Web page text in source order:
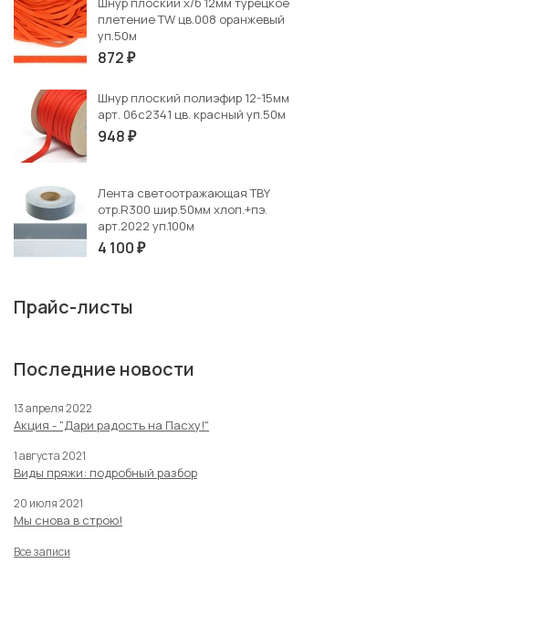
плетение TW цв.008 оранжевый
уп.50м
872 ₽
Шнур плоский полиэфир 12-15мм
арт. 06с2341 цв. красный уп.50м
948 ₽
Лента светоотражающая TBY
отр.R300 шир.50мм хлоп.+пэ.
арт.2022 уп.100м
4 100 ₽
Прайс-листы
Последние новости
13 апреля 2022
Акция - "Дари радость на Пасху!"
1 августа 2021
Виды пряжи: подробный разбор
20 июля 2021
Мы снова в строю!
Все записи